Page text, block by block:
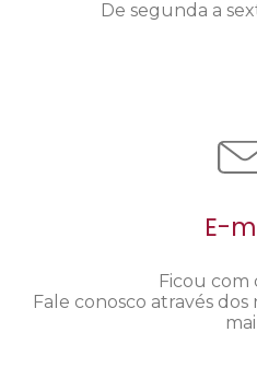
De segunda a
E-
Ficou com
Fale conosco através